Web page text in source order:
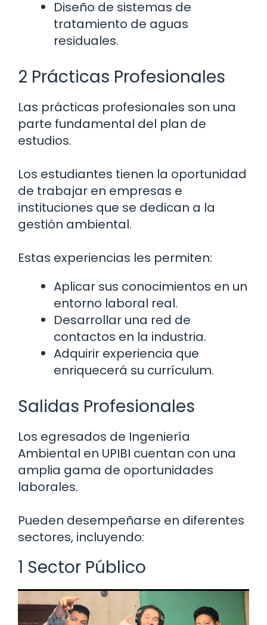
Diseño de sistemas de
tratamiento de aguas
residuales.
2 Prácticas Profesionales
Las prácticas profesionales son una
parte fundamental del plan de
estudios.
Los estudiantes tienen la oportunidad
de trabajar en empresas e
instituciones que se dedican a la
gestión ambiental.
Estas experiencias les permiten:
Aplicar sus conocimientos en un
entorno laboral real.
Desarrollar una red de
contactos en la industria.
Adquirir experiencia que
enriquecerá su currículum.
Salidas Profesionales
Los egresados de Ingeniería
Ambiental en UPIBI cuentan con una
amplia gama de oportunidades
laborales.
Pueden desempeñarse en diferentes
sectores, incluyendo:
1 Sector Público